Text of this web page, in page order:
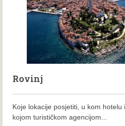
Rovinj
Koje lokacije posjetiti, u kom hotelu
kojom turističkom agencijom...